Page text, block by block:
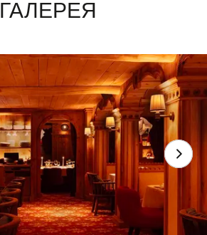
ГАЛЕРЕЯ